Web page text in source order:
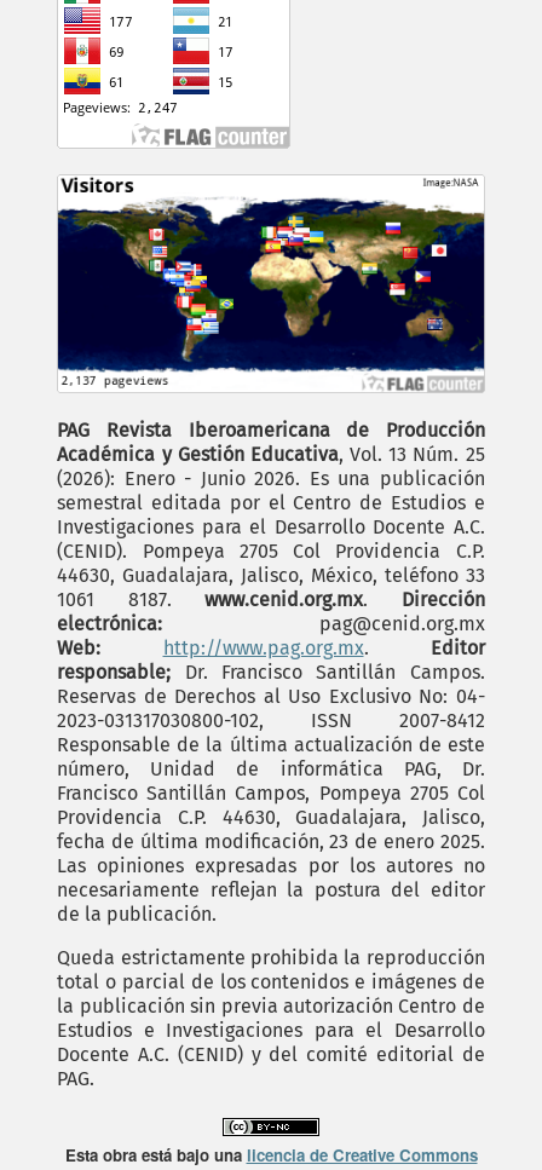
PAG Revista Iberoamericana de Producción
Académica y Gestión Educativa, Vol. 13 Núm. 25
(2026): Enero - Junio 2026. Es una publicación
semestral editada por el Centro de Estudios e
Investigaciones para el Desarrollo Docente A.C.
(CENID). Pompeya 2705 Col Providencia C.P.
44630, Guadalajara, Jalisco, México, teléfono 33
1061 8187.www.cenid.org.mx. Dirección
electrónica: pag@cenid.org.mx
Web:
http://www.pag.org.mx.
Editor
responsable; Dr. Francisco Santillán Campos.
Reservas de Derechos al Uso Exclusivo No: 04-
2023-031317030800-102, ISSN 2007-8412
Responsable de la última actualización de este
número, Unidad de informática PAG, Dr.
Francisco Santillán Campos, Pompeya 2705 Col
Providencia C.P. 44630, Guadalajara, Jalisco,
fecha de última modificación, 23 de enero 2025.
Las opiniones expresadas por los autores no
necesariamente reflejan la postura del editor
de la publicación.
Queda estrictamente prohibida la reproducción
total o parcial de los contenidos e imágenes de
la publicación sin previa autorización Centro de
Estudios e Investigaciones para el Desarrollo
Docente A.C. (CENID) y del comité editorial de
PAG.
Esta obra está bajo una licencia de Creative Commons